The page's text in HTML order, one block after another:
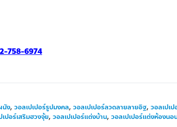
758-6974
นัง, วอลเปเปอร์รูปมงคล, วอลเปเปอร์ลวดลายลายอิฐ, วอลเปเ
เปอร์เสริมฮวงจุ้ย, วอลเปเปอร์แต่งบ้าน, วอลเปเปอร์แต่งห้องนอ